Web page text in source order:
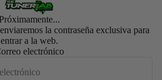
la contraseña exclusiva para
entrar a la web.
electrónico